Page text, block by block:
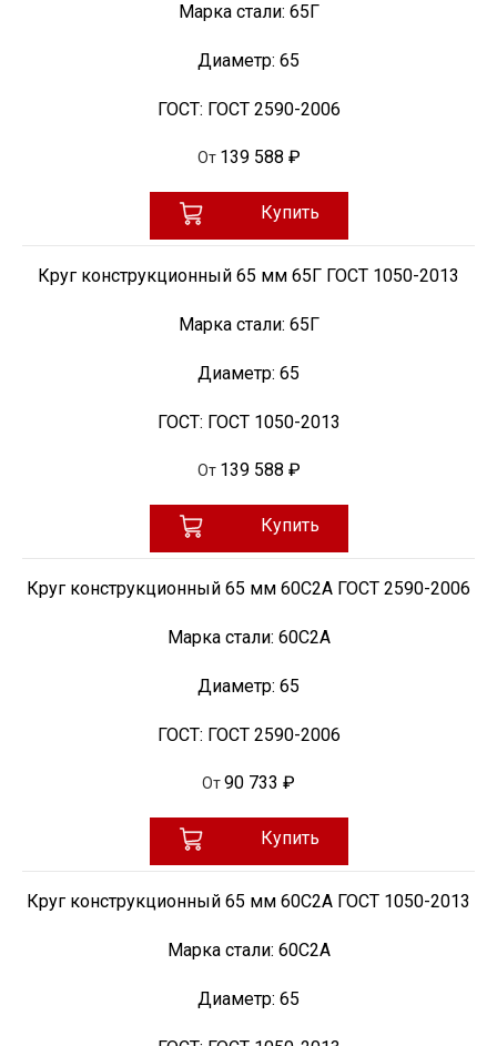
Марка стали: 65Г
Диаметр: 65
ГОСТ: ГОСТ 2590-2006
От 139 588 ₽
Купить
Круг конструкционный 65 мм 65Г ГОСТ 1050-2013
Марка стали: 65Г
Диаметр: 65
ГОСТ: ГОСТ 1050-2013
От 139 588 ₽
Купить
Круг конструкционный 65 мм 60С2А ГОСТ 2590-2006
Марка стали: 60С2А
Диаметр: 65
ГОСТ: ГОСТ 2590-2006
От90 733 ₽
Купить
Круг конструкционный 65 мм 60С2А ГОСТ 1050-2013
Марка стали: 60С2А
Диаметр: 65